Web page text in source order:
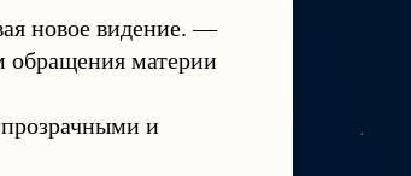
новое видение. —
обращения материи
прозрачными и